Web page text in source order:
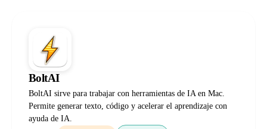
BoltAI
BoltAI sirve para trabajar con herramientas de IA en Mac.
Permite generar texto, código y acelerar el aprendizaje con
ayuda de IA.